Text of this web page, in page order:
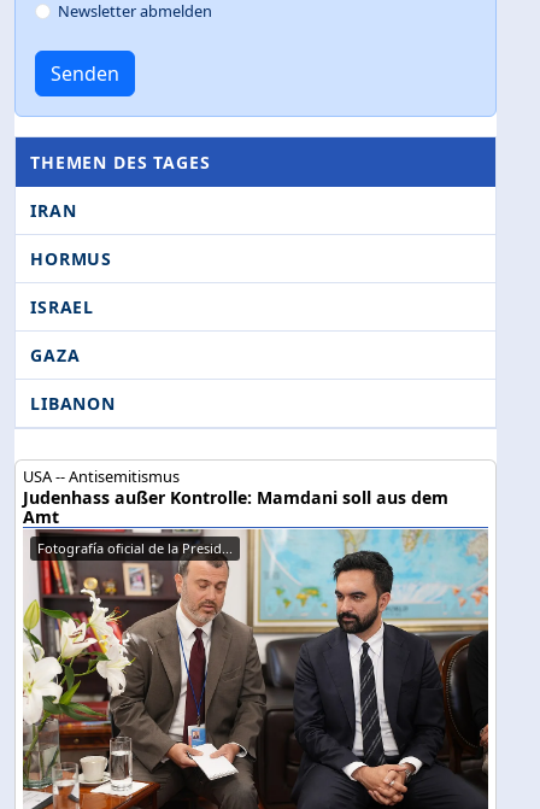
Newsletter abmelden
Senden
THEMEN DES TAGES
IRAN
HORMUS
ISRAEL
GAZA
LIBANON
USA -- Antisemitismus
Judenhass außer Kontrolle: Mamdani soll aus dem
Amt
Fotografía oficial de la Presid...